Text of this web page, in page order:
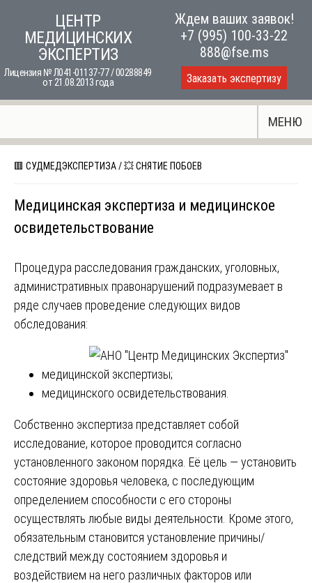
content
ЦЕНТР
МЕДИЦИНСКИХ
ЭКСПЕРТИЗ
Лицензия № Л041-01137-77 / 00288849
от 21.08.2013 года
Ждем ваших заявок!
+7 (995) 100-33-22
888@fse.ms
Заказать экспертизу
МЕНЮ
🟥 СУДМЕДЭКСПЕРТИЗА/💥 СНЯТИЕ ПОБОЕВ
Медицинская экспертиза и медицинское
освидетельствование
Процедура расследования гражданских, уголовных,
административных правонарушений подразумевает в
ряде случаев проведение следующих видов
обследования:
медицинской экспертизы;
медицинского освидетельствования.
Собственно экспертиза представляет собой
исследование, которое проводится согласно
установленного законом порядка. Её цель — установить
состояние здоровья человека, с последующим
определением способности с его стороны
осуществлять любые виды деятельности. Кроме этого,
обязательным становится установление причины/
следствий между состоянием здоровья и
воздействием на него различных факторов или